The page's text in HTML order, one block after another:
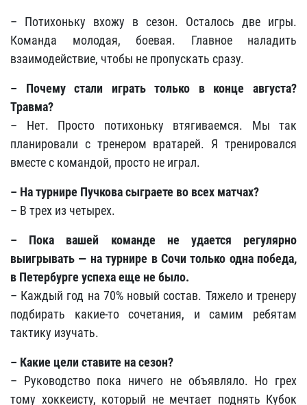
– Потихоньку вхожу в сезон. Осталось две игры.
Команда молодая, боевая. Главное наладить
взаимодействие, чтобы не пропускать сразу.
– Почему стали играть только в конце августа?
Травма?
– Нет. Просто потихоньку втягиваемся. Мы так
планировали с тренером вратарей. Я тренировался
вместе с командой, просто не играл.
– На турнире Пучкова сыграете во всех матчах?
– В трех из четырех.
– Пока вашей команде не удается регулярно
выигрывать — на турнире в Сочи только одна победа,
в Петербурге успеха еще не было.
– Каждый год на 70% новый состав. Тяжело и тренеру
подбирать какие-то сочетания, и самим ребятам
тактику изучать.
– Какие цели ставите на сезон?
– Руководство пока ничего не объявляло. Но грех
тому хоккеисту, который не мечтает поднять Кубок